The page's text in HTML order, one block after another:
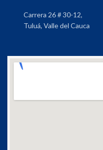
Carrera 26 # 30-12,
Tuluá, Valle del Cauca